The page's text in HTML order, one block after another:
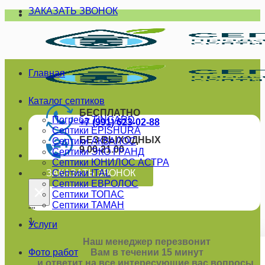
Skip
to
ЗАКАЗАТЬ ЗВОНОК
БЕСПЛАТНО
+7 (991) 623-02-88
БЕЗ ВЫХОДНЫХ
9.00-21.00
ЗАКАЗАТЬ ЗВОНОК
×
""
1
Наш менеджер перезвонит
Вам в течении 15 минут
и ответит на все интересующие вас вопросы.
Главная
Каталог септиков
Погреба TINGARD
Септики EPISHURA
Септики АКВАЛОС
Септики ЭКО ГРАНД
Септики ЮНИЛОС АСТРА
Септики ITAL
Септики ЕВРОЛОС
Септики ТОПАС
Септики ТАМАН
Услуги
Фото работ